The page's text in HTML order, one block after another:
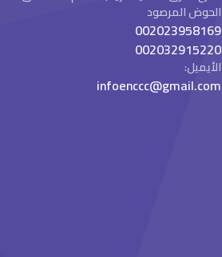
الحوض المرصود
002023958169
002032915220
الأيميل:
infoenccc@gmail.com